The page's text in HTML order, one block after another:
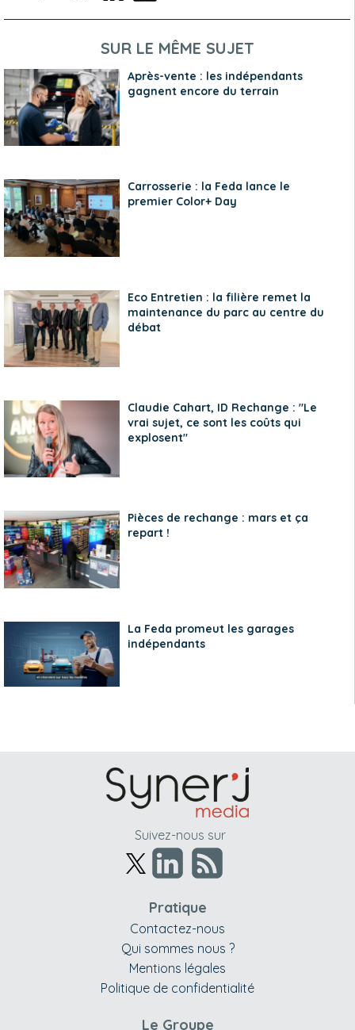
SUR LE MÊME SUJET
Après-vente : les indépendants
gagnent encore du terrain
Carrosserie : la Feda lance le
premier Color+ Day
Eco Entretien : la filière remet la
maintenance du parc au centre du
débat
Claudie Cahart, ID Rechange : "Le
vrai sujet, ce sont les coûts qui
explosent"
Pièces de rechange : mars et ça
repart !
La Feda promeut les garages
indépendants
Suivez-nous sur
Pratique
Contactez-nous
Qui sommes nous ?
Mentions légales
Politique de confidentialité
Le Groupe